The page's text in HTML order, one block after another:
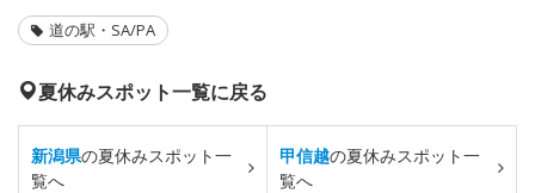
道の駅・SA/PA
夏休みスポット一覧に戻る
新潟県の夏休みスポット一
覧へ
甲信越の夏休みスポット一
覧へ